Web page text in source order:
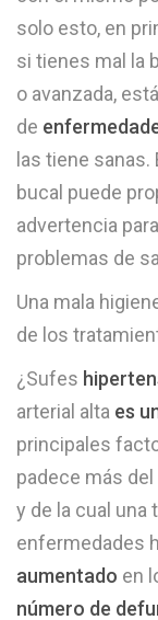
solo esto, en
si tienes mal la
o avanzada,
de
las tiene sanas.
bucal puede
advertencia
problemas de
Una mala
de los
¿Sufes
arterial alta es
principales
padece más
y de la cual una
enfermedades
aumentado en
número de